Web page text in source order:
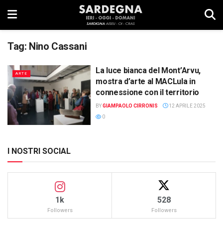
Tag: Nino Cassani
ARTE
La luce bianca del Mont’Arvu,
mostra d’arte al MACLula in
connessione con il territorio
BYGIAMPAOLO CIRRONIS
12 APRILE 2025
0
I NOSTRI SOCIAL
1k
Followers
528
Followers